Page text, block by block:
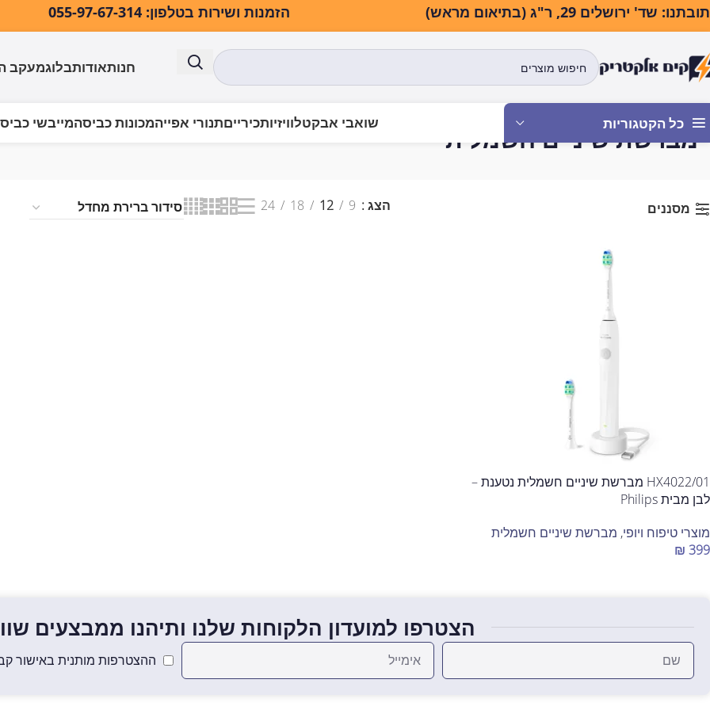
שד' ירושלים 29, ר"ג (בתיאום מראש) הזמנות ושירות בטלפון: 055-97-67-314
חנותאודותבלוגמעקב
כל הקטגוריות שואבי אבקטלוויזיותכירייםתנורי אפייהמכונות כביסהמייבשי
מברשת שיניים חשמלית מוצרי טיפוח ויופי מברשת שיניים חשמלית
מסננים הצג 9
12
18
24
HX4022/01 מברשת שיניים חשמלית נטענת –
לבן מבית Philips
מוצרי טיפוח ויופי, מברשת שיניים חשמלית
₪ 399
הצטרפו למועדון הלקוחות שלנו ותיהנו ממבצעים
ההצטרפות מותנית באישור